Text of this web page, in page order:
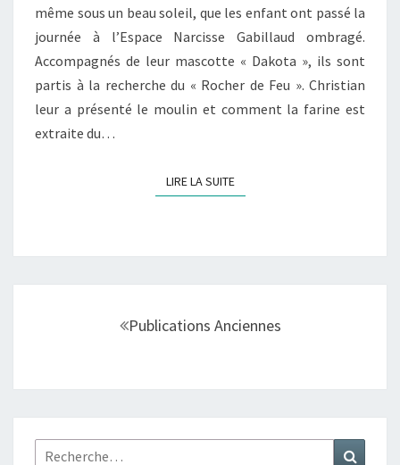
même sous un beau soleil, que les enfant ont passé la
journée à l’Espace Narcisse Gabillaud ombragé.
Accompagnés de leur mascotte « Dakota », ils sont
partis à la recherche du « Rocher de Feu ». Christian
leur a présenté le moulin et comment la farine est
extraite du…
LIRE LA SUITELIRE LA SUITE
articles
Publications Anciennes
Rechercher :